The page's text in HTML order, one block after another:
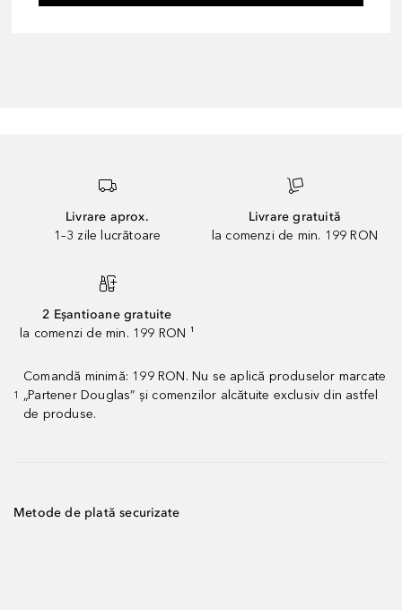
Livrare aprox.
1–3 zile lucrătoare
Livrare gratuită
la comenzi de min. 199 RON
2 Eșantioane gratuite
la comenzi de min. 199 RON ¹
1
Comandă minimă: 199 RON. Nu se aplică produselor marcate
„Partener Douglas” și comenzilor alcătuite exclusiv din astfel
de produse.
Metode de plată securizate